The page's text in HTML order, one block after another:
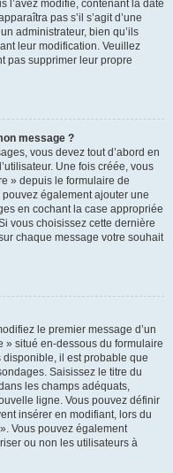
l’avez modifié, contenant la date
pas s’il s’agit d’une
administrateur, bien qu’ils
leur modification. Veuillez
pas supprimer leur propre
message ?
vous devez tout d’abord en
Une fois créée, vous
» depuis le formulaire de
également ajouter une
en cochant la case appropriée
vous choisissez cette dernière
chaque message votre souhait
le premier message d’un
» situé en-dessous du formulaire
disponible, il est probable que
Saisissez le titre du
les champs adéquats,
ligne. Vous pouvez définir
insérer en modifiant, lors du
Vous pouvez également
ou non les utilisateurs à